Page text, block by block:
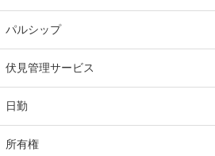
パルシップ
伏見管理サービス
日勤
所有権